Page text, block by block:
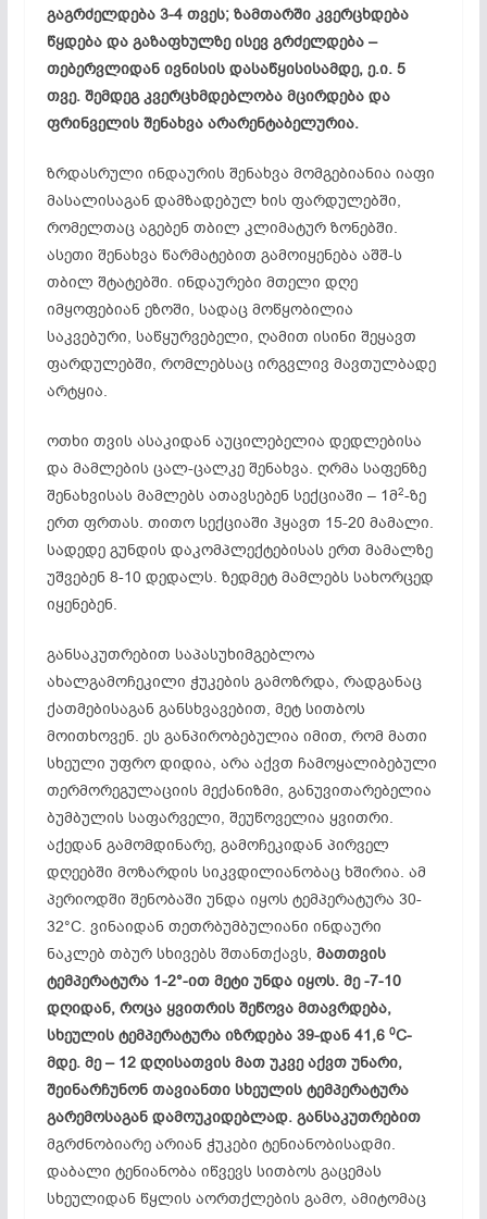
გაგრძელდება 3-4 თვეს; ზამთარში კვერცხდება
წყდება და გაზაფხულზე ისევ გრძელდება –
თებერვლიდან ივნისის დასაწყისისამდე, ე.ი. 5
თვე. შემდეგ კვერცხმდებლობა მცირდება და
ფრინველის შენახვა არარენტაბელურია.
ზრდასრული ინდაურის შენახვა მომგებიანია იაფი
მასალისაგან დამზადებულ ხის ფარდულებში,
რომელთაც აგებენ თბილ კლიმატურ ზონებში.
ასეთი შენახვა წარმატებით გამოიყენება აშშ-ს
თბილ შტატებში. ინდაურები მთელი დღე
იმყოფებიან ეზოში, სადაც მოწყობილია
საკვებური, საწყურვებელი, ღამით ისინი შეყავთ
ფარდულებში, რომლებსაც ირგვლივ მავთულბადე
არტყია.
ოთხი თვის ასაკიდან აუცილებელია დედლებისა
და მამლების ცალ-ცალკე შენახვა. ღრმა საფენზე
შენახვისას მამლებს ათავსებენ სექციაში – 1მ2-ზე
ერთ ფრთას. თითო სექციაში ჰყავთ 15-20 მამალი.
სადედე გუნდის დაკომპლექტებისას ერთ მამალზე
უშვებენ 8-10 დედალს. ზედმეტ მამლებს სახორცედ
იყენებენ.
განსაკუთრებით საპასუხიმგებლოა
ახალგამოჩეკილი ჭუკების გამოზრდა, რადგანაც
ქათმებისაგან განსხვავებით, მეტ სითბოს
მოითხოვენ. ეს განპირობებულია იმით, რომ მათი
სხეული უფრო დიდია, არა აქვთ ჩამოყალიბებული
თერმორეგულაციის მექანიზმი, განუვითარებელია
ბუმბულის საფარველი, შეუწოველია ყვითრი.
აქედან გამომდინარე, გამოჩეკიდან პირველ
დღეებში მოზარდის სიკვდილიანობაც ხშირია. ამ
პერიოდში შენობაში უნდა იყოს ტემპერატურა 30-
32°C. ვინაიდან თეთრბუმბულიანი ინდაური
ნაკლებ თბურ სხივებს შთანთქავს, მათთვის
ტემპერატურა 1-2°-ით მეტი უნდა იყოს. მე -7-10
დღიდან, როცა ყვითრის შეწოვა მთავრდება,
სხეულის ტემპერატურა იზრდება 39-დან 41,6 0C-
მდე. მე – 12 დღისათვის მათ უკვე აქვთ უნარი,
შეინარჩუნონ თავიანთი სხეულის ტემპერატურა
გარემოსაგან დამოუკიდებლად. განსაკუთრებით
მგრძნობიარე არიან ჭუკები ტენიანო­ბისადმი.
დაბალი ტენიანობა იწვევს სითბოს გაცემას
სხეულიდან წყლის აორთქლების გამო, ამიტომაც